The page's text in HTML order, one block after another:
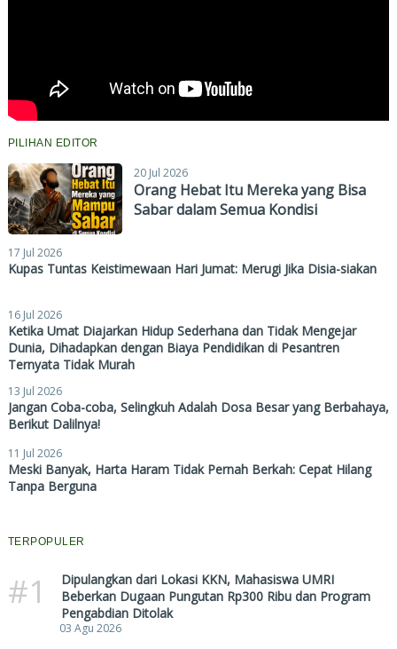
PILIHAN EDITOR
20 Jul 2026
Orang Hebat Itu Mereka yang Bisa
Sabar dalam Semua Kondisi
17 Jul 2026
Kupas Tuntas Keistimewaan Hari Jumat: Merugi Jika Disia-siakan
16 Jul 2026
Ketika Umat Diajarkan Hidup Sederhana dan Tidak Mengejar
Dunia, Dihadapkan dengan Biaya Pendidikan di Pesantren
Ternyata Tidak Murah
13 Jul 2026
Jangan Coba-coba, Selingkuh Adalah Dosa Besar yang Berbahaya,
Berikut Dalilnya!
11 Jul 2026
Meski Banyak, Harta Haram Tidak Pernah Berkah: Cepat Hilang
Tanpa Berguna
TERPOPULER
#1
Dipulangkan dari Lokasi KKN, Mahasiswa UMRI
Beberkan Dugaan Pungutan Rp300 Ribu dan Program
Pengabdian Ditolak
03 Agu 2026